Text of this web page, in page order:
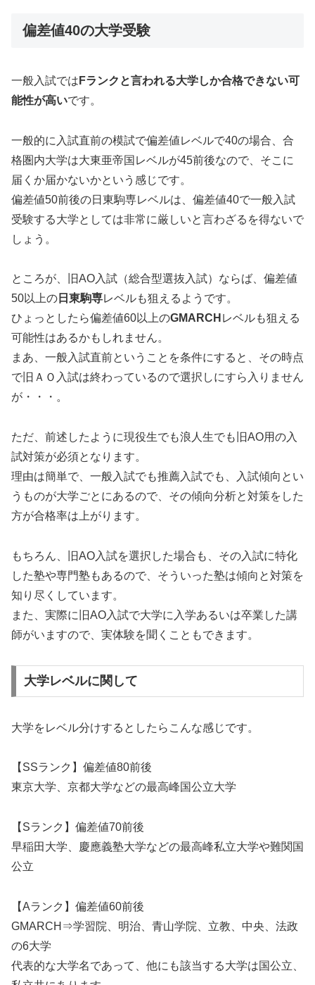
偏差値40の大学受験
一般入試では Fランクと言われる大学しか合格できない可
能性が高いです。
一般的に入試直前の模試で偏差値レベルで40の場合、合
格圏内大学は大東亜帝国レベルが45前後なので、そこに
届くか届かないかという感じです。
偏差値50前後の日東駒専レベルは、偏差値40で一般入試
受験する大学としては非常に厳しいと言わざるを得ないで
しょう。
ところが、旧AO入試（総合型選抜入試）ならば、偏差値
50以上の 日東駒専レベルも狙えるようです。
ひょっとしたら偏差値60以上のGMARCH レベルも狙える
可能性はあるかもしれません。
まあ、一般入試直前ということを条件にすると、その時点
で旧ＡＯ入試は終わっているので選択しにすら入りません
が・・・。
ただ、前述したように現役生でも浪人生でも旧AO用の入
試対策が必須となります。
理由は簡単で、一般入試でも推薦入試でも、入試傾向とい
うものが大学ごとにあるので、その傾向分析と対策をした
方が合格率は上がります。
もちろん、旧AO入試を選択した場合も、その入試に特化
した塾や専門塾もあるので、そういった塾は傾向と対策を
知り尽くしています。
また、実際に旧AO入試で大学に入学あるいは卒業した講
師がいますので、実体験を聞くこともできます。
大学レベルに関して
大学をレベル分けするとしたらこんな感じです。
【SSランク】偏差値80前後
東京大学、京都大学などの最高峰国公立大学
【Sランク】偏差値70前後
早稲田大学、慶應義塾大学などの最高峰私立大学や難関国
公立
【Aランク】偏差値60前後
GMARCH⇒学習院、明治、青山学院、立教、中央、法政
の6大学
代表的な大学名であって、他にも該当する大学は国公立、